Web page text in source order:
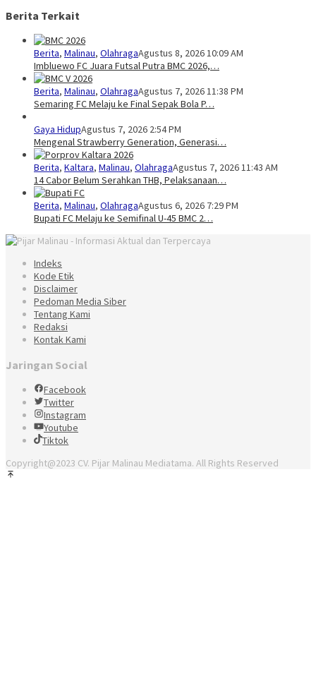
Berita Terkait
Berita, Malinau, OlahragaAgustus 8, 2026 10:09 AM
Imbluewo FC Juara Futsal Putra BMC 2026,…
Berita, Malinau, OlahragaAgustus 7, 2026 11:38 PM
Semaring FC Melaju ke Final Sepak Bola P…
Gaya HidupAgustus 7, 2026 2:54 PM
Mengenal Strawberry Generation, Generasi…
Berita, Kaltara, Malinau, OlahragaAgustus 7, 2026 11:43 AM
14 Cabor Belum Serahkan THB, Pelaksanaan…
Berita, Malinau, OlahragaAgustus 6, 2026 7:29 PM
Bupati FC Melaju ke Semifinal U-45 BMC 2…
Indeks
Kode Etik
Disclaimer
Pedoman Media Siber
Tentang Kami
Redaksi
Kontak Kami
Jaringan Social
Facebook
Twitter
Instagram
Youtube
Tiktok
Copyright@2023 CV. Pijar Malinau Mediatama. All Rights Reserved